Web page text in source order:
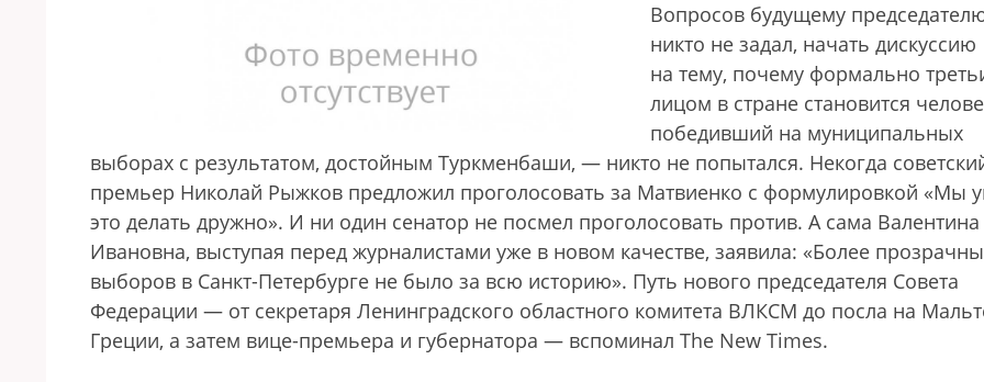
Вопросов будущему
никто не задал, начать дискуссию
на тему, почему формально
лицом в стране становится
победивший на муниципальных
выборах с результатом, достойным Туркменбаши, — никто не попытался. Некогда
премьер Николай Рыжков предложил проголосовать за Матвиенко с формулировкой «Мы
это делать дружно». И ни один сенатор не посмел проголосовать против. А сама Валентина
Ивановна, выступая перед журналистами уже в новом качестве, заявила: «Более
выборов в Санкт-Петербурге не было за всю историю». Путь нового председателя Совета
Федерации — от секретаря Ленинградского областного комитета ВЛКСМ до посла на
Греции, а затем вице-премьера и губернатора — вспоминал The New Times.